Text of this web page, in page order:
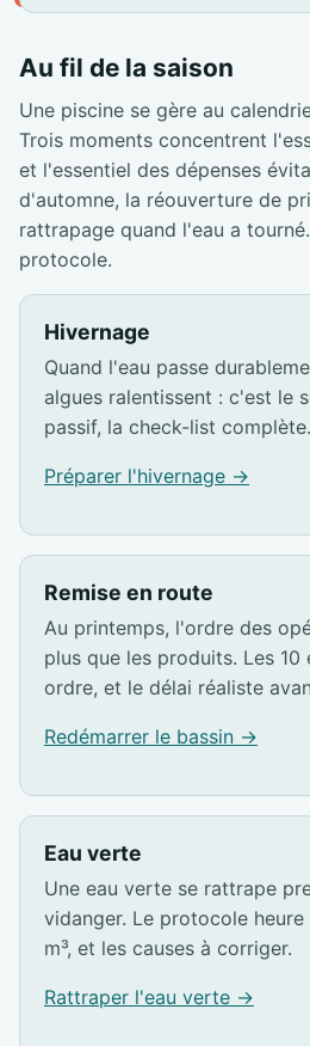
Au fil de la saison
Une piscine se gère au
Trois moments concentrent
et l'essentiel des dépenses
d'automne, la réouverture de
rattrapage quand l'eau a
protocole.
Hivernage
Quand l'eau passe
algues ralentissent : c'est le
passif, la check-list complète.
Préparer l'hivernage →
Remise en route
Au printemps, l'ordre des
plus que les produits. Les 10
ordre, et le délai réaliste
Redémarrer le bassin →
Eau verte
Une eau verte se rattrape
vidanger. Le protocole heure
m³, et les causes à corriger.
Rattraper l'eau verte →